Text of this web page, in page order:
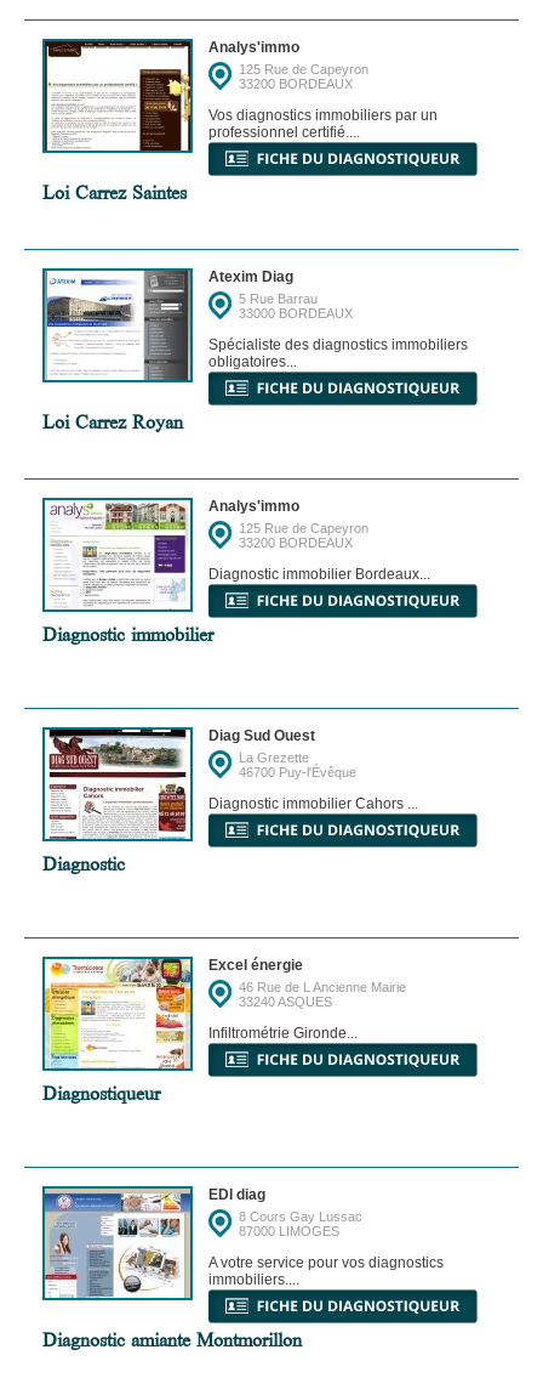
Analys'immo
125 Rue de Capeyron
33200 BORDEAUX
Vos diagnostics immobiliers par un
professionnel certifié....
Loi Carrez Saintes
Atexim Diag
5 Rue Barrau
33000 BORDEAUX
Spécialiste des diagnostics immobiliers
obligatoires...
Loi Carrez Royan
Analys'immo
125 Rue de Capeyron
33200 BORDEAUX
Diagnostic immobilier Bordeaux...
Diagnostic immobilier
Diag Sud Ouest
La Grezette
46700 Puy-l'Évêque
Diagnostic immobilier Cahors ...
Diagnostic
Excel énergie
46 Rue de L Ancienne Mairie
33240 ASQUES
Infiltrométrie Gironde...
Diagnostiqueur
EDI diag
8 Cours Gay Lussac
87000 LIMOGES
A votre service pour vos diagnostics
immobiliers....
Diagnostic amiante Montmorillon